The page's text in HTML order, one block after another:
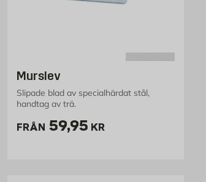
Murslev
Slipade blad av specialhärdat stål,
handtag av trä.
FRÅN Pris 59.95 kr
59,95 KR